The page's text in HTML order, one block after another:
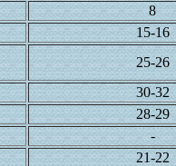
8
15-16
25-26
30-32
28-29
-
21-22